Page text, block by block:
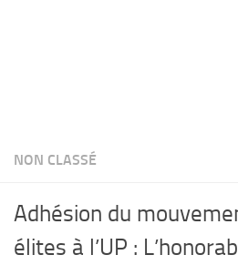
NON CLASSÉ
Adhésion du
élites à l’UP :